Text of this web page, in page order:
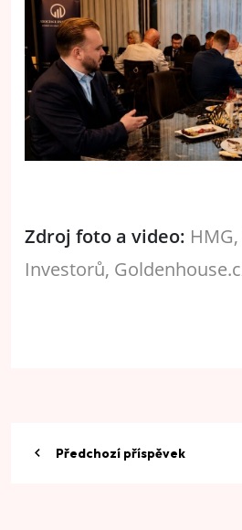
Zdroj foto a video:
Investorů,
Předchozí příspěvek